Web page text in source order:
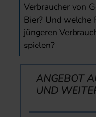
Verbraucher von
Bier? Und welche
jüngeren
spielen?
ANGEBOT
UND